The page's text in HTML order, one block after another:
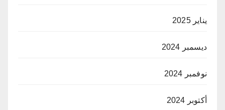
يناير 2025
ديسمبر 2024
نوفمبر 2024
أكتوبر 2024